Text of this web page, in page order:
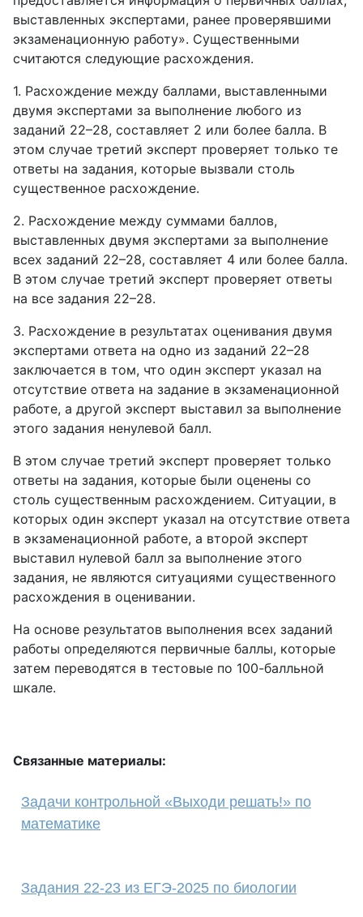
выставленных экспертами, ранее проверявшими
экзаменационную работу». Существенными
считаются следующие расхождения.
1. Расхождение между баллами, выставленными
двумя экспертами за выполнение любого из
заданий 22–28, составляет 2 или более балла. В
этом случае третий эксперт проверяет только те
ответы на задания, которые вызвали столь
существенное расхождение.
2. Расхождение между суммами баллов,
выставленных двумя экспертами за выполнение
всех заданий 22–28, составляет 4 или более балла.
В этом случае третий эксперт проверяет ответы
на все задания 22–28.
3. Расхождение в результатах оценивания двумя
экспертами ответа на одно из заданий 22–28
заключается в том, что один эксперт указал на
отсутствие ответа на задание в экзаменационной
работе, а другой эксперт выставил за выполнение
этого задания ненулевой балл.
В этом случае третий эксперт проверяет только
ответы на задания, которые были оценены со
столь существенным расхождением. Ситуации, в
которых один эксперт указал на отсутствие ответа
в экзаменационной работе, а второй эксперт
выставил нулевой балл за выполнение этого
задания, не являются ситуациями существенного
расхождения в оценивании.
На основе результатов выполнения всех заданий
работы определяются первичные баллы, которые
затем переводятся в тестовые по 100-балльной
шкале.
Связанные материалы:
Задачи контрольной «Выходи решать!» по
математике
Задания 22-23 из ЕГЭ-2025 по биологии